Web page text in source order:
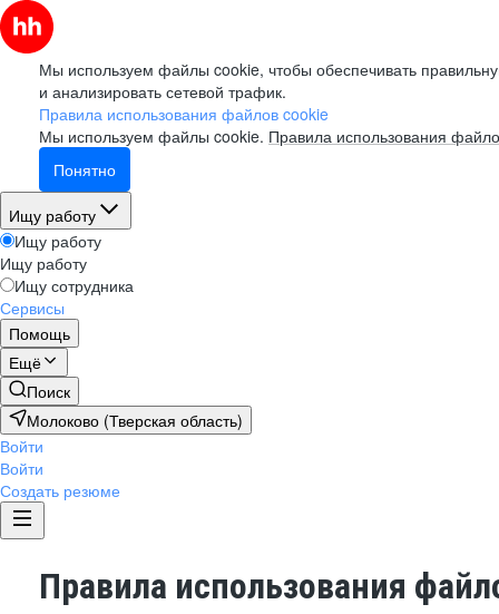
Мы используем файлы cookie, чтобы обеспечивать
и анализировать сетевой трафик.
Правила использования файлов cookie
Мы используем файлы cookie. Правила использования
Понятно
Ищу работу
Ищу работу
Ищу работу
Ищу сотрудника
Сервисы
Помощь
Ещё
Поиск
Молоково (Тверская область)
Войти
Войти
Создать резюме
Правила использования